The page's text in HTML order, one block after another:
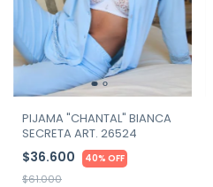
PIJAMA "CHANTAL" BIANCA
SECRETA ART. 26524
$36.600 40% OFF
$61.000